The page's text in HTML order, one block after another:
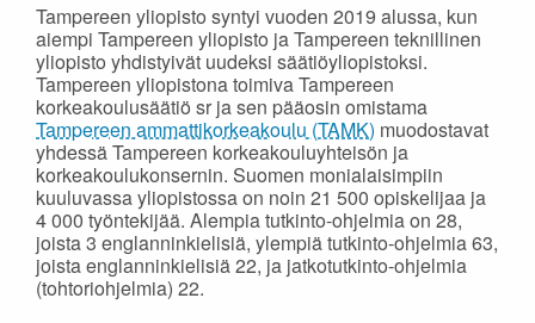
Tampereen yliopisto syntyi vuoden 2019 alussa, kun
aiempi Tampereen yliopisto ja Tampereen teknillinen
yliopisto yhdistyivät uudeksi säätiöyliopistoksi.
Tampereen yliopistona toimiva Tampereen
korkeakoulusäätiö sr ja sen pääosin omistama
Tampereen ammattikorkeakoulu (TAMK) muodostavat
yhdessä Tampereen korkeakouluyhteisön ja
korkeakoulukonsernin. Suomen monialaisimpiin
kuuluvassa yliopistossa on noin 21 500 opiskelijaa ja
4 000 työntekijää. Alempia tutkinto-ohjelmia on 28,
joista 3 englanninkielisiä, ylempiä tutkinto-ohjelmia 63,
joista englanninkielisiä 22, ja jatkotutkinto-ohjelmia
(tohtoriohjelmia) 22.